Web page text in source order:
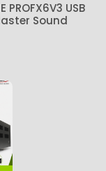
PROFX6V3 USB
Sound